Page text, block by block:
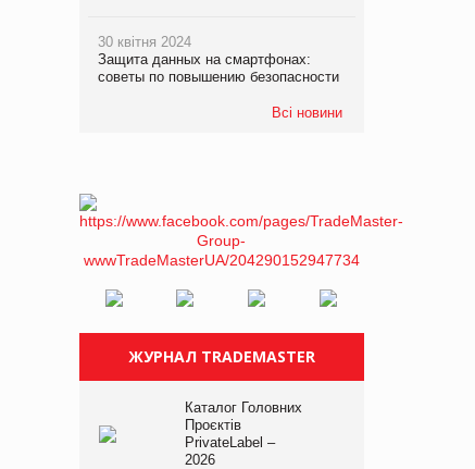
30 квітня 2024
Защита данных на смартфонах:
советы по повышению безопасности
Всі новини
ЖУРНАЛ TRADEMASTER
Каталог Головних
Проєктів
PrivateLabel –
2026